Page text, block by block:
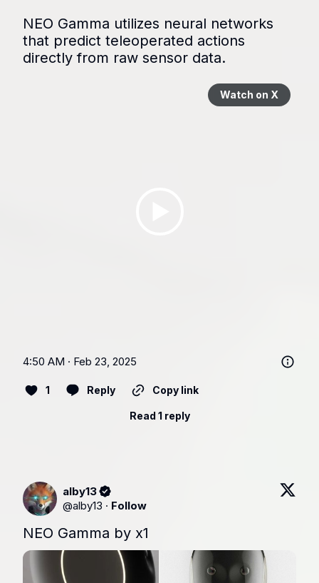
NEO Gamma utilizes neural networks
that predict teleoperated actions
directly from raw sensor data.
Watch on X
4:50 AM · Feb 23, 2025
1 Reply Copy link
Read 1 reply
alby13
@alby13 · Follow
NEO Gamma by x1